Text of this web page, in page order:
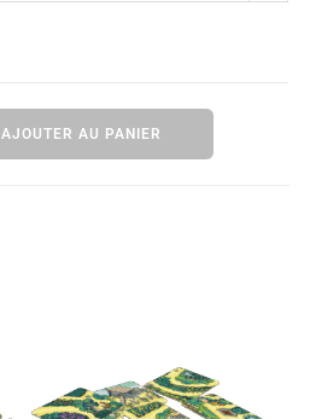
AJOUTER AU PANIER